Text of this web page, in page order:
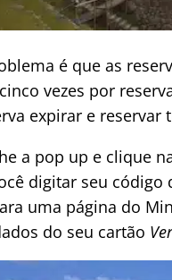
é que as
vezes por
expirar e reservar
a pop up e clique
digitar seu código
uma página do
do seu cartão